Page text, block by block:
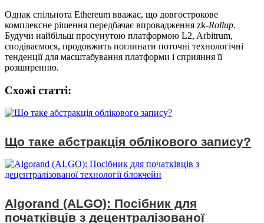
Однак спільнота Ethereum вважає, що довгострокове
комплексне рішення передбачає впровадження zk-Rollup.
Будучи найбільш просунутою платформою L2, Arbitrum,
сподіваємося, продовжить поглинати поточні технологічні
тенденції для масштабування платформи і сприяння її
розширенню.
Схожі статтi:
Що таке абстракція облікового запису?
Algorand (ALGO): Посібник для
початківців з децентралізованої